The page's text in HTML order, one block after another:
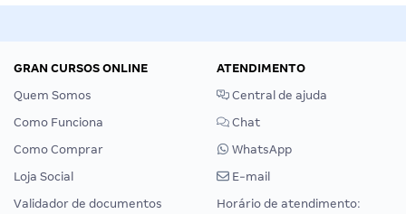
GRAN CURSOS ONLINE
Quem Somos
Como Funciona
Como Comprar
Loja Social
Validador de documentos
ATENDIMENTO
Central de ajuda
Chat
WhatsApp
E-mail
Horário de atendimento: